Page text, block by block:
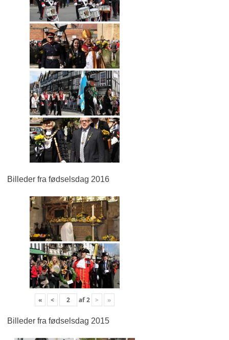
Billeder fra fødselsdag 2016
« < af2 > »
Billeder fra fødselsdag 2015